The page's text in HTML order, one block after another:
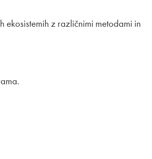
z različnimi metodami in